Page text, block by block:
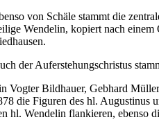
von Schäle stammt die
Wendelin, kopiert nach
der Auferstehungschristus
Vogter Bildhauer, Gebhard
die Figuren des hl. Augustinus
hl. Wendelin flankieren, ebenso